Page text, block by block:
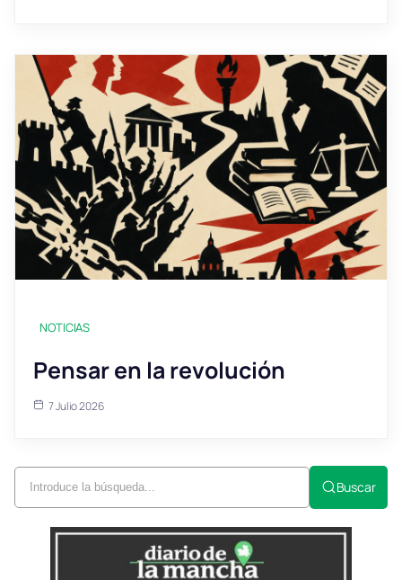
NOTICIAS
Pensar en la revolución
7 Julio 2026
Buscar